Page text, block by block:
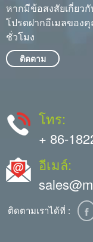
หากมีข้อสงสัยเกี่ยว
โปรดฝากอีเมลของ
ชั่วโมง
ติดตาม
โทร:
+ 86-
อีเมล์:
ติดตามเราได้ที่ :